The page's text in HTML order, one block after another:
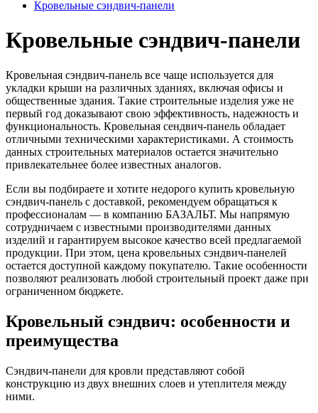
Кровельные сэндвич-панели
Кровельные сэндвич-панели
Кровельная сэндвич-панель все чаще используется для
укладки крыши на различных зданиях, включая офисы и
общественные здания. Такие строительные изделия уже не
первый год доказывают свою эффективность, надежность и
функциональность. Кровельная сендвич-панель обладает
отличными техническими характеристиками. А стоимость
данных строительных материалов остается значительно
привлекательнее более известных аналогов.
Если вы подбираете и хотите недорого купить кровельную
сэндвич-панель с доставкой, рекомендуем обращаться к
профессионалам — в компанию БАЗАЛЬТ. Мы напрямую
сотрудничаем с известными производителями данных
изделий и гарантируем высокое качество всей предлагаемой
продукции. При этом, цена кровельных сэндвич-панелей
остается доступной каждому покупателю. Такие особенности
позволяют реализовать любой строительный проект даже при
ограниченном бюджете.
Кровельный сэндвич: особенности и
преимущества
Сэндвич-панели для кровли представляют собой
конструкцию из двух внешних слоев и утеплителя между
ними.